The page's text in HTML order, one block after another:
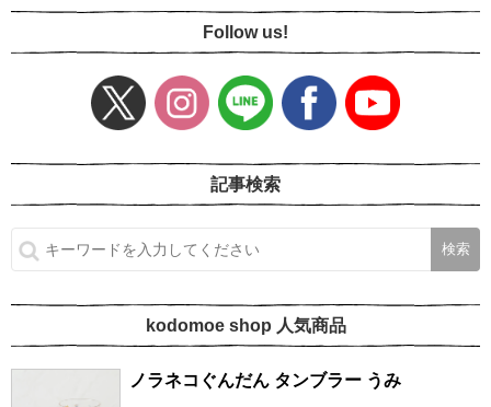
Follow us!
記事検索
kodomoe shop 人気商品
ノラネコぐんだん タンブラー うみ